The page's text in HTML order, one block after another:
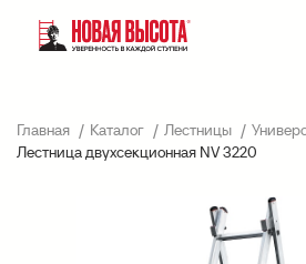
Главная Каталог Лестницы
Лестница двухсекционная NV 3220